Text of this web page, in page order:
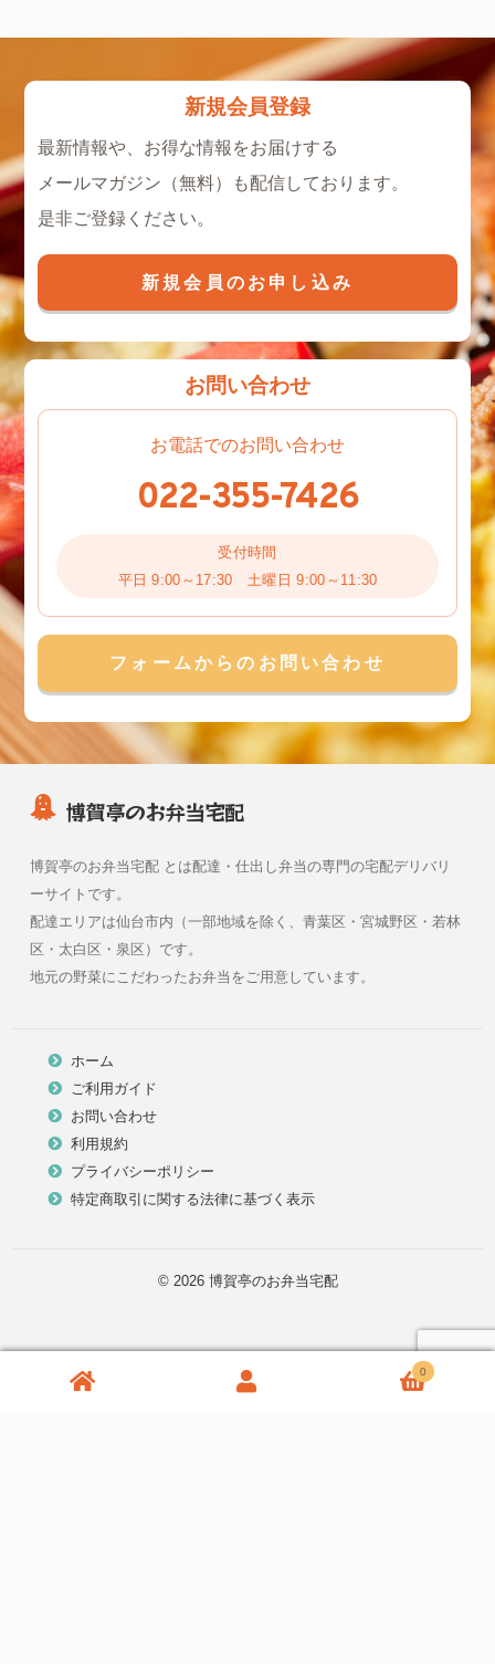
新規会員登録
最新情報や、お得な情報をお届けする
メールマガジン（無料）も配信しております。
是非ご登録ください。
新規会員のお申し込み
お問い合わせ
お電話でのお問い合わせ
022-355-7426
受付時間
平日 9:00～17:30 土曜日 9:00～11:30
フォームからのお問い合わせ
博賀亭のお弁当宅配
博賀亭のお弁当宅配 とは配達・仕出し弁当の専門の宅配デリバリ
ーサイトです。
配達エリアは仙台市内（一部地域を除く、青葉区・宮城野区・若林
区・太白区・泉区）です。
地元の野菜にこだわったお弁当をご用意しています。
ホーム
ご利用ガイド
お問い合わせ
利用規約
プライバシーポリシー
特定商取引に関する法律に基づく表示
0
© 2026 博賀亭のお弁当宅配